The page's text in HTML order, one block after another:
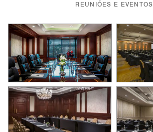
REUNIÕES E EVENTOS